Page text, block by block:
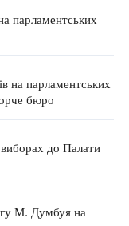
парламентських
на парламентських
бюро
до Палати
М. Думбуя на